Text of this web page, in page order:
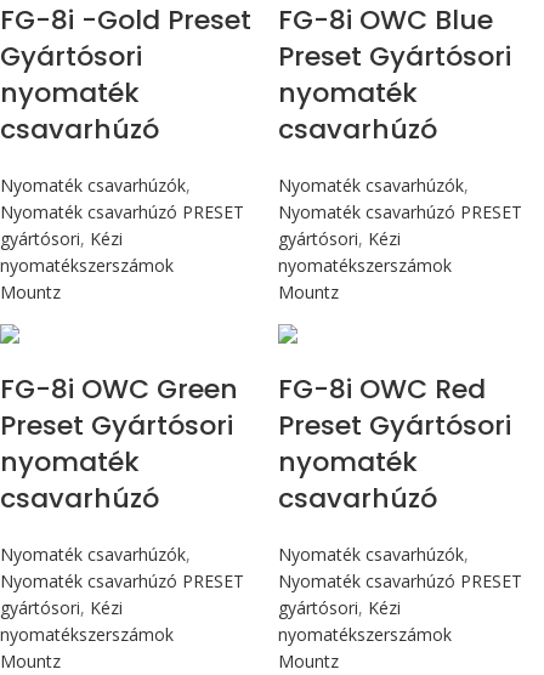
FG-8i -Gold Preset
Gyártósori
nyomaték
csavarhúzó
Nyomaték csavarhúzók,
Nyomaték csavarhúzó PRESET
gyártósori, Kézi
nyomatékszerszámok
Mountz
FG-8i OWC Blue
Preset Gyártósori
nyomaték
csavarhúzó
Nyomaték csavarhúzók,
Nyomaték csavarhúzó PRESET
gyártósori, Kézi
nyomatékszerszámok
Mountz
FG-8i OWC Green
Preset Gyártósori
nyomaték
csavarhúzó
Nyomaték csavarhúzók,
Nyomaték csavarhúzó PRESET
gyártósori, Kézi
nyomatékszerszámok
Mountz
FG-8i OWC Red
Preset Gyártósori
nyomaték
csavarhúzó
Nyomaték csavarhúzók,
Nyomaték csavarhúzó PRESET
gyártósori, Kézi
nyomatékszerszámok
Mountz